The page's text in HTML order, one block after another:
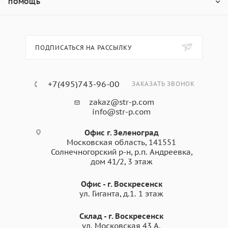
ПОМОЩЬ
ПОДПИСАТЬСЯ НА РАССЫЛКУ
+7(495)743-96-00 ЗАКАЗАТЬ ЗВОНОК
zakaz@str-p.com
info@str-p.com
Офис г. Зеленоград
Московская область, 141551
Солнечногорский р-н, р.п. Андреевка,
дом 41/2, 3 этаж
Офис - г. Воскресенск
ул. Гиганта, д.1. 1 этаж
Склад - г. Воскресенск
ул. Московская 43 А.